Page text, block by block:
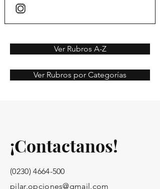
Ver Rubros A-Z
Ver Rubros por Categorías
¡Contactanos!
(0230) 4664-500
pilar.opciones@gmail.com